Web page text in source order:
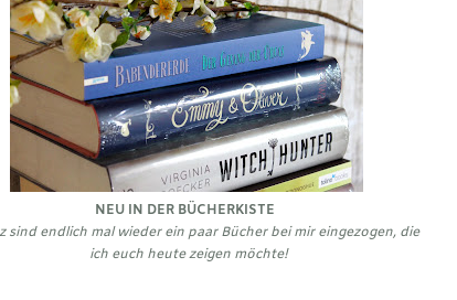
NEU IN DER BÜCHERKISTE
sind endlich mal wieder ein paar Bücher bei mir eingezogen, die
ich euch heute zeigen möchte!